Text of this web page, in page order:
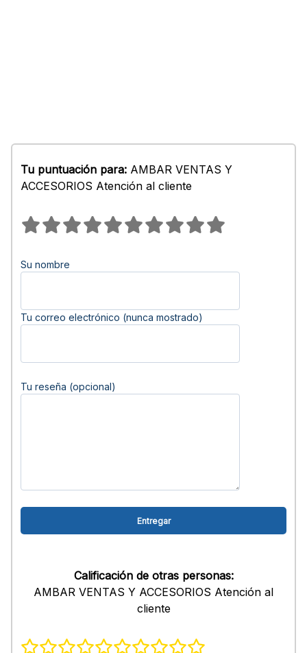
Tu puntuación para: AMBAR VENTAS Y
ACCESORIOS Atención al cliente
Su nombre
Tu correo electrónico (nunca mostrado)
Tu reseña (opcional)
Calificación de otras personas:
AMBAR VENTAS Y ACCESORIOS Atención al
cliente